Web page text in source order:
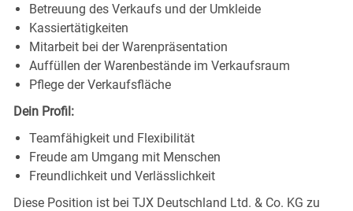
Betreuung des Verkaufs und der Umkleide
Kassiertätigkeiten
Mitarbeit bei der Warenpräsentation
Auffüllen der Warenbestände im Verkaufsraum
Pflege der Verkaufsfläche
Dein Profil:
Teamfähigkeit und Flexibilität
Freude am Umgang mit Menschen
Freundlichkeit und Verlässlichkeit
Diese Position ist bei TJX Deutschland Ltd. & Co. KG zu